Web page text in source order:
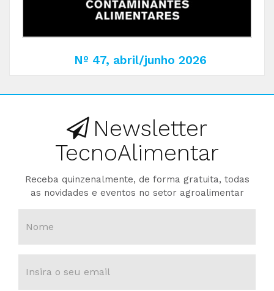
Nº 47, abril/junho 2026
Newsletter
TecnoAlimentar
Receba quinzenalmente, de forma gratuita, todas
as novidades e eventos no setor agroalimentar